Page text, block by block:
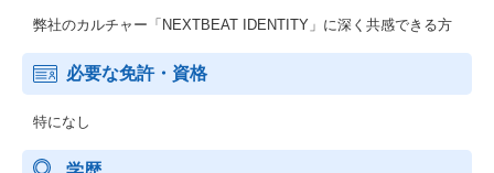
弊社のカルチャー「NEXTBEAT IDENTITY」に深く共感できる方
必要な免許・資格
特になし